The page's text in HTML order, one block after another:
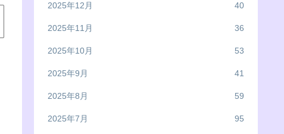
2025年12月 40
2025年11月 36
2025年10月 53
2025年9月 41
2025年8月 59
2025年7月 95